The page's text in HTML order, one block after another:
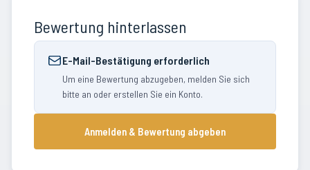
Bewertung hinterlassen
E-Mail-Bestätigung erforderlich
Um eine Bewertung abzugeben, melden Sie sich
bitte an oder erstellen Sie ein Konto.
Anmelden & Bewertung abgeben